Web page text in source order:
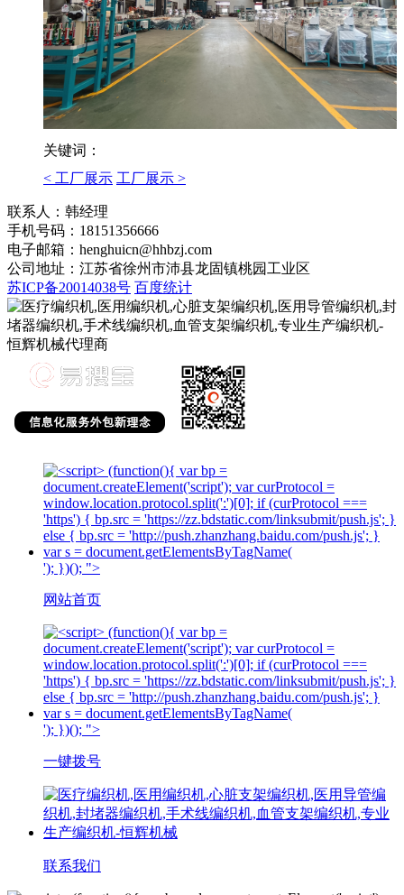
关键词：
< 工厂展示 工厂展示 >
联系人：韩经理
手机号码：18151356666
电子邮箱：henghuicn@hhbzj.com
公司地址：江苏省徐州市沛县龙固镇桃园工业区
苏ICP备20014038号 百度统计
'); })(); ">
网站首页
'); })(); ">
一键拨号
联系我们